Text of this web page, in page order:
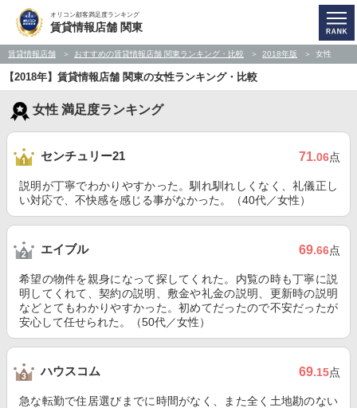
オリコン顧客満足度ランキング
賃貸情報店舗 関東
賃貸情報店舗 おすすめの賃貸情報店舗 関東ランキング・比較 2018年版 女性
【2018年】賃貸情報店舗 関東の女性ランキング・比較
女性 満足度ランキング
センチュリー21 71.06点
説明が丁寧でわかりやすかった。馴れ馴れしくなく、礼儀正し
い対応で、不快感を感じる事がなかった。（40代／女性）
エイブル 69.66点
希望の物件を親身になって探してくれた。内覧の時も丁寧に説
明してくれて、契約の説明、敷金や礼金の説明、更新時の説明
などとてもわかりやすかった。初めてだったので不安だったが
安心して任せられた。（50代／女性）
ハウスコム 69.15点
急な転勤で住居選びまでに時間がなく、また全く土地勘のない